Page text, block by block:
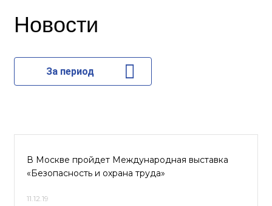
Новости
За период
В Москве пройдет Международная выставка
«Безопасность и охрана труда»
11.12.19